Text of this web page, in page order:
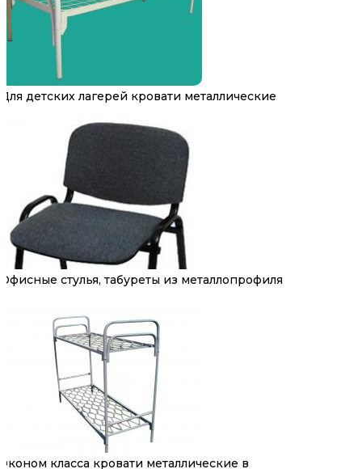
Для детских лагерей кровати металлические
Офисные стулья, табуреты из металлопрофиля
Эконом класса кровати металлические в